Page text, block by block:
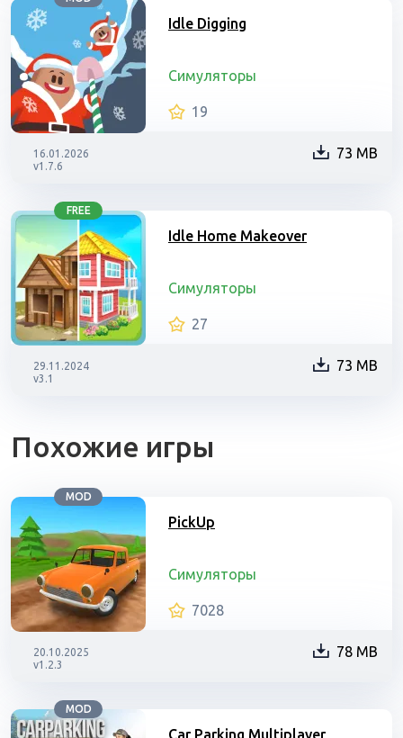
Idle Digging
Симуляторы
19
16.01.2026
v1.7.6
73 MB
FREE
Idle Home Makeover
Симуляторы
27
29.11.2024
v3.1
73 MB
Похожие игры
MOD
PickUp
Симуляторы
7028
20.10.2025
v1.2.3
78 MB
MOD
Car Parking Multiplayer